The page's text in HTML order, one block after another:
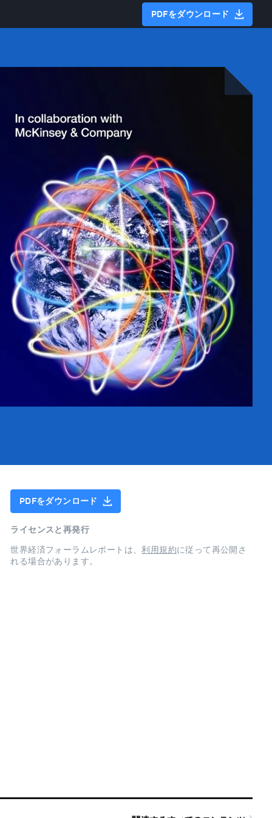
PDFをダウンロード
PDFをダウンロード
ライセンスと再発行
世界経済フォーラムレポートは、利用規約に従って再公開さ
れる場合があります。